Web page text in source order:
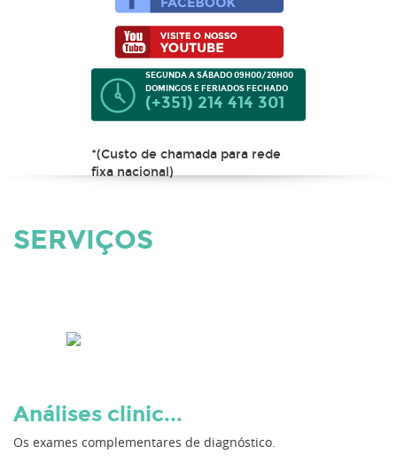
SEGUNDA A SÁBADO 09H00/20H00
DOMINGOS E FERIADOS FECHADO
(+351) 214 414 301
*(Custo de chamada para rede
fixa nacional)
SERVIÇOS
Análises clinic...
Os exames complementares de diagnóstico.